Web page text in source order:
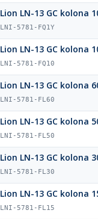
Lion LN-13 GC kolona
LNI-5781-FQ1Y
Lion LN-13 GC kolona
LNI-5781-FQ10
Lion LN-13 GC kolona
LNI-5781-FL60
Lion LN-13 GC kolona
LNI-5781-FL50
Lion LN-13 GC kolona
LNI-5781-FL30
Lion LN-13 GC kolona
LNI-5781-FL15